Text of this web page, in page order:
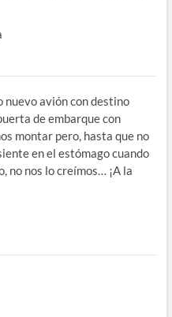
avión con destino
de embarque con
montar pero, hasta que no
en el estómago cuando
no nos lo creímos… ¡A la